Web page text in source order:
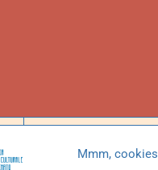
Mmm, cookies
Social